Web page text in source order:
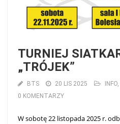
TURNIEJ
„TRÓJEK”
BTS 20 LIS 2025 INFO,
0 KOMENTARZY
W sobotę 22 listopada 2025 r.